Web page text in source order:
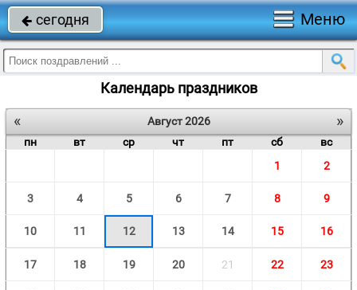
 сегодня Меню
Календарь праздников
« »
Август 2026
пн
вт ср чт пт сб
вс
1
2
3 4 5 6 7 8 9
10 11 12 13 14 15 16
17 18 19 20 21 22 23